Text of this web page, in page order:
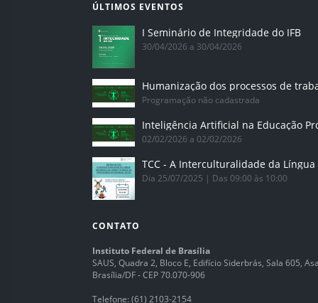
ÚLTIMOS EVENTOS
I Seminário de Integridade do IFB
30/04/2026 a 30/04/2026
Humanização dos processos de
Programação não cadastrada
02/02/2026 a 02/02/2026
Dia 25/07/2025 | Das 09:00 às 10:00
CONTATO
Instituto Federal de Brasília
SAUS, Quadra 2, Bloco E, Edifício Siderbrás, Sala 605,
Brasília/DF - CEP 70.070-906
Telefone: (61) 2103-2154